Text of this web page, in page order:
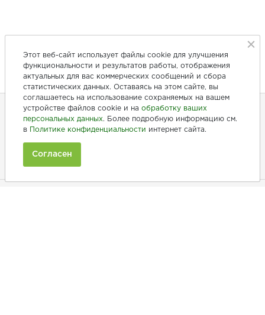
+7 (846) 275-20-10
+7 (902) 375-20-10
Этот веб-сайт использует файлы cookie для улучшения
функциональности и результатов работы, отображения
актуальных для вас коммерческих сообщений и сбора
статистических данных. Оставаясь на этом сайте, вы
соглашаетесь на использование сохраняемых на вашем
устройстве файлов cookie и на обработку ваших
персональных данных. Более подробную информацию см.
в
Политике конфиденциальности интернет сайта.
Согласен